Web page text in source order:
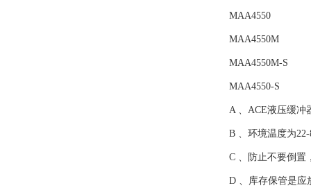
MAA4550
MAA4550M
MAA4550M-S
MAA4550-S
A 、ACE液压缓冲
B 、环境温度为
C 、防止不要倒置
D 、库存保管是应